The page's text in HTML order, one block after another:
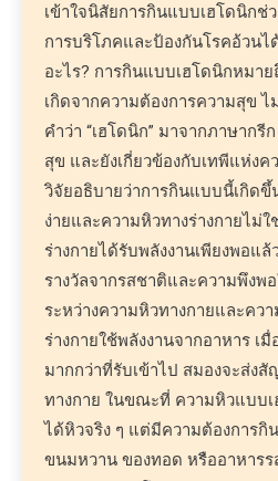
เข้าใจนิสัยการกินแบบเฮโดนิกช่
การบริโภคและป้องกันโรคอ้วน
อะไร? การกินแบบเฮโดนิกหมา
เกิดจากความต้องการความสุข ไ
คำว่า “เฮโดนิก” มาจากภาษากรี
สุข และยังเกี่ยวข้องกับเทพีแห่ง
วิจัยอธิบายว่าการกินแบบนี้เกิด
ง่ายและความหิวทางร่างกายไม่ใ
ร่างกายได้รับพลังงานเพียงพอแ
รางวัลจากรสชาติและความพึงพ
ระหว่างความหิวทางกายและคว
ร่างกายใช้พลังงานจากอาหาร เ
มากกว่าที่รับเข้าไป สมองจะส่ง
ทางกาย ในขณะที่ ความหิวแบบเ
ได้หิวจริง ๆ แต่มีความต้องการกิ
ขนมหวาน ของทอด หรืออาหาร